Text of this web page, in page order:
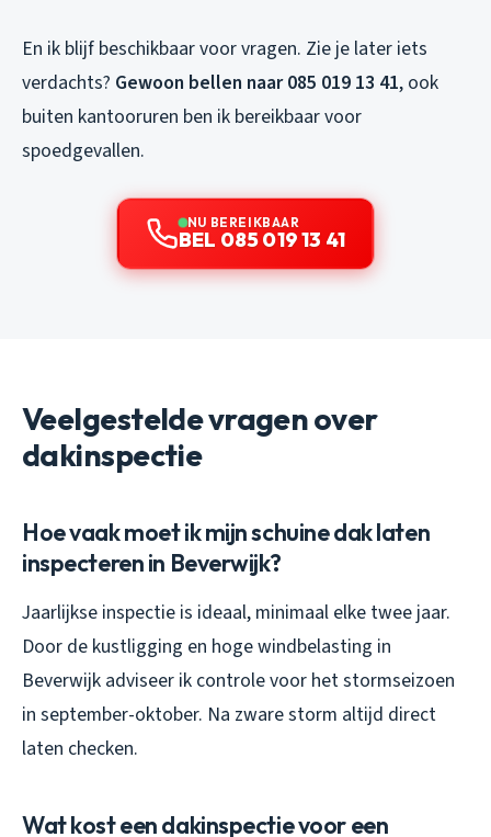
En ik blijf beschikbaar voor vragen. Zie je later iets
verdachts? Gewoon bellen naar 085 019 13 41, ook
buiten kantooruren ben ik bereikbaar voor
spoedgevallen.
NU BEREIKBAAR
BEL 085 019 13 41
Veelgestelde vragen over
dakinspectie
Hoe vaak moet ik mijn schuine dak laten
inspecteren in Beverwijk?
Jaarlijkse inspectie is ideaal, minimaal elke twee jaar.
Door de kustligging en hoge windbelasting in
Beverwijk adviseer ik controle voor het stormseizoen
in september-oktober. Na zware storm altijd direct
laten checken.
Wat kost een dakinspectie voor een